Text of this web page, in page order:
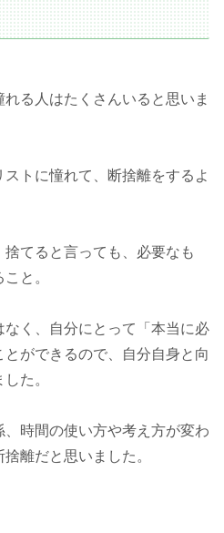
る人はたくさんいると思いま
トに憧れて、断捨離をするよ
てると言っても、必要なも
と。
く、自分にとって「本当に必
ができるので、自分自身と向
た。
時間の使い方や考え方が変わ
離だと思いました。